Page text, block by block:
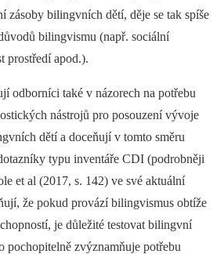
zásoby bilingvních dětí, děje se tak spíše
bilingvismu (např. sociální
prostředí apod.).
odborníci také v názorech na potřebu
nástrojů pro posouzení vývoje
dětí a doceňují v tomto směru
typu inventáře CDI (podrobněji
et al (2017, s. 142) ve své aktuální
že pokud provází bilingvismus obtíže
je důležité testovat bilingvní
pochopitelně zvýznamňuje potřebu